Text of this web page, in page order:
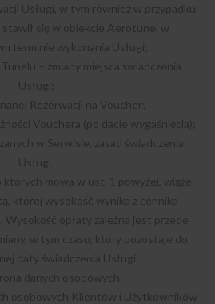
Usługi, w tym również w przypadku,
się w obiekcie Aerotunel w
terminie wykonania Usługi;
– zmiany miejsca świadczenia
Usługi;
Rezerwacji na Voucher;
Vouchera (po dacie wygaśnięcia);
w Serwisie, zasad świadczenia
Usługi.
których mowa w ust. 1 powyżej, wiąże
której wysokość wynika z cennika
opłaty zależna jest przede
w tym czasu, który pozostaje do
daty świadczenia Usługi.
danych osobowych
osobowych Klientów i Użytkowników